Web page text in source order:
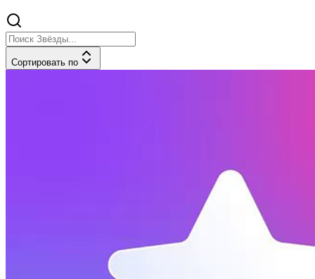
Сортировать по